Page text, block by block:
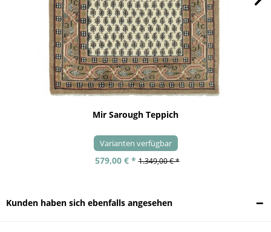
Mir Sarough Teppich
Varianten verfügbar
579,00 € * 1.349,00 € *
Kunden haben sich ebenfalls angesehen